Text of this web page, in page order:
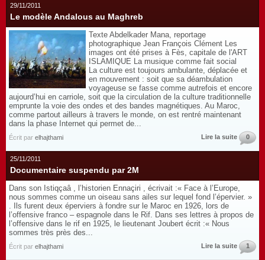
29/11/2011
Le modèle Andalous au Maghreb
Texte Abdelkader Mana, reportage
photographique Jean François Clément Les
images ont été prises à Fès, capitale de l'ART
ISLAMIQUE La musique comme fait social
La culture est toujours ambulante, déplacée et
en mouvement : soit que sa déambulation
voyageuse se fasse comme autrefois et encore
aujourd’hui en carriole, soit que la circulation de la culture traditionnelle
emprunte la voie des ondes et des bandes magnétiques. Au Maroc,
comme partout ailleurs à travers le monde, on est rentré maintenant
dans la phase Internet qui permet de...
Écrit par elhajthami Lire la suite 0
25/11/2011
Documentaire suspendu par 2M
Dans son Istiqçaâ , l’historien Ennaçiri , écrivait :« Face à l’Europe,
nous sommes comme un oiseau sans ailes sur lequel fond l’épervier. »
. Ils furent deux éperviers à fondre sur le Maroc en 1926, lors de
l’offensive franco – espagnole dans le Rif. Dans ses lettres à propos de
l’offensive dans le rif en 1925, le lieutenant Joubert écrit :« Nous
sommes très près des...
Écrit par elhajthami Lire la suite 1